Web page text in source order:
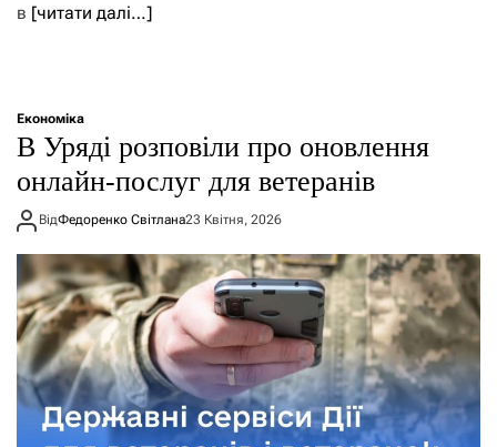
в [читати далі…]
Економіка
В Уряді розповіли про оновлення
онлайн-послуг для ветеранів
ВідФедоренко Світлана23 Квітня, 2026